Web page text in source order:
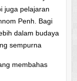
juga pelajaran
Penh. Bagi
dalam budaya
sempurna
membahas